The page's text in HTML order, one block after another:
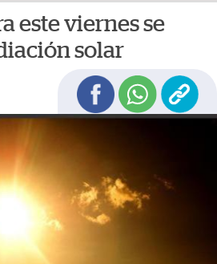
este viernes se
solar